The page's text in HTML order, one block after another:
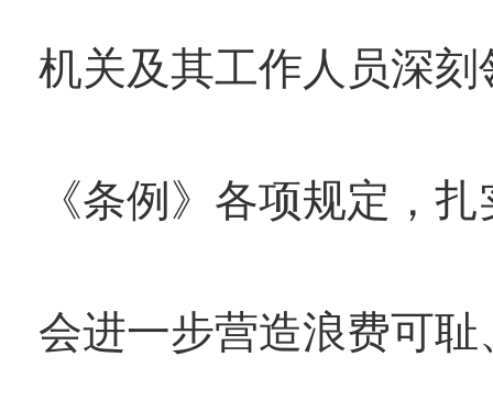
机关及其工作人员深
《条例》各项规定，
会进一步营造浪费可